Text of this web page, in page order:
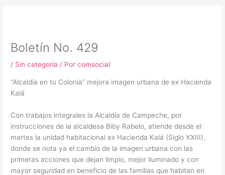
Boletín No. 429
/ Sin categoría / Porcomsocial
“Alcaldía en tu Colonia” mejora imagen urbana de ex Hacienda
Kalá
Con trabajos integrales la Alcaldía de Campeche, por
instrucciones de la alcaldesa Biby Rabelo, atiende desde el
martes la unidad habitacional ex Hacienda Kalá (Siglo XXIII),
donde se nota ya el cambio de la imagen urbana con las
primeras acciones que dejan limpio, mejor iluminado y con
mayor seguridad en beneficio de las familias que habitan en